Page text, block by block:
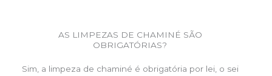
AS LIMPEZAS DE CHAMINÉ SÃO
OBRIGATÓRIAS?
Sim, a limpeza de chaminé é obrigatória por lei, o sei